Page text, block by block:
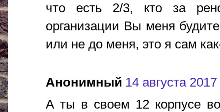
что есть 2/3, кто за
организации Вы меня
или не до меня, это я сам
Анонимный 14 августа 2017
А ты в своем 12 корпусе